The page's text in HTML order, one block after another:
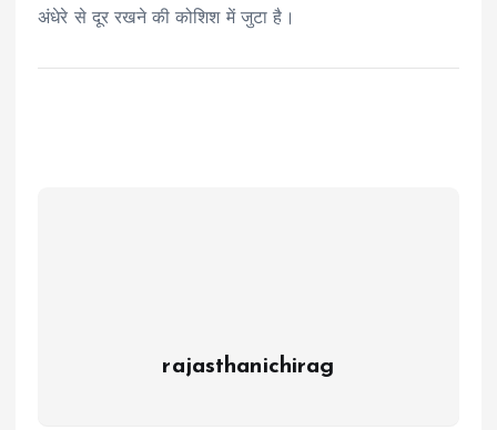
अंधेरे से दूर रखने की कोशिश में जुटा है।
rajasthanichirag